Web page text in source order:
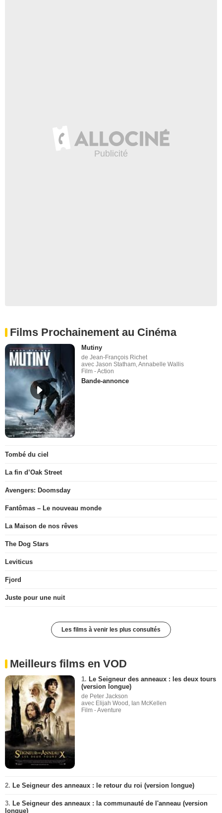
Films Prochainement au Cinéma
Mutiny
de Jean-François Richet
avec Jason Statham, Annabelle Wallis
Film - Action
Bande-annonce
Tombé du ciel
La fin d’Oak Street
Avengers: Doomsday
Fantômas – Le nouveau monde
La Maison de nos rêves
The Dog Stars
Leviticus
Fjord
Juste pour une nuit
Les films à venir les plus consultés
Meilleurs films en VOD
1. Le Seigneur des anneaux : les deux tours
(version longue)
de Peter Jackson
avec Elijah Wood, Ian McKellen
Film - Aventure
2. Le Seigneur des anneaux : le retour du roi (version longue)
3. Le Seigneur des anneaux : la communauté de l'anneau (version
longue)